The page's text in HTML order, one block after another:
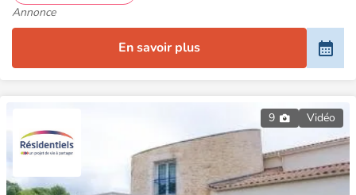
Annonce
En savoir plus
9 Vidéo